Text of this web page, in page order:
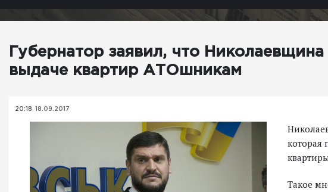
Губернатор заявил, что
выдаче квартир АТОшникам
20:18 18.09.2017
которая
Такое